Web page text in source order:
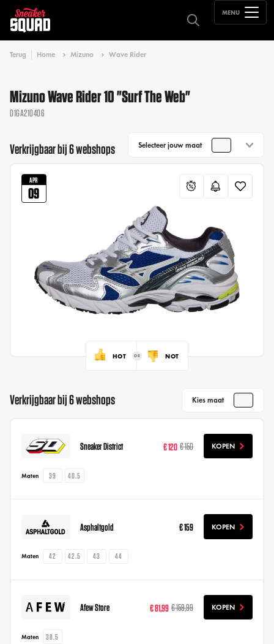
MENU
Terug Home Mizuno Wave Rider
Mizuno Wave Rider 10 "Surf The Web"
D1GA210406
Verkrijgbaar bij 6 webshops Selecteer jouw maat
APR
09
HOT NOT
Verkrijgbaar bij 6 webshops Kies maat
Sneaker District € 120 € 150 KOPEN
Maten 39 40.5
Asphaltgold € 159 KOPEN
Maten 42 42.5 43 44
Afew Store € 81,99 € 159,99 KOPEN
Maten 38.5